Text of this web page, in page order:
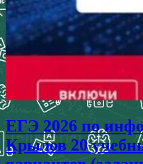
ЕГЭ 2026 по
Крылов 20